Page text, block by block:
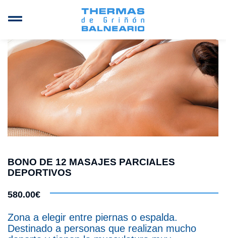
BONO DE 12 MASAJES PARCIALES
DEPORTIVOS
580.00€
Zona a elegir entre piernas o espalda.
Destinado a personas que realizan mucho